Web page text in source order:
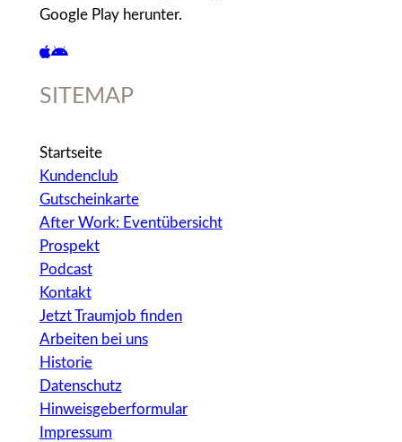
Google Play herunter.
SITEMAP
Startseite
Kundenclub
Gutscheinkarte
After Work: Eventübersicht
Prospekt
Podcast
Kontakt
Jetzt Traumjob finden
Arbeiten bei uns
Historie
Datenschutz
Hinweisgeberformular
Impressum